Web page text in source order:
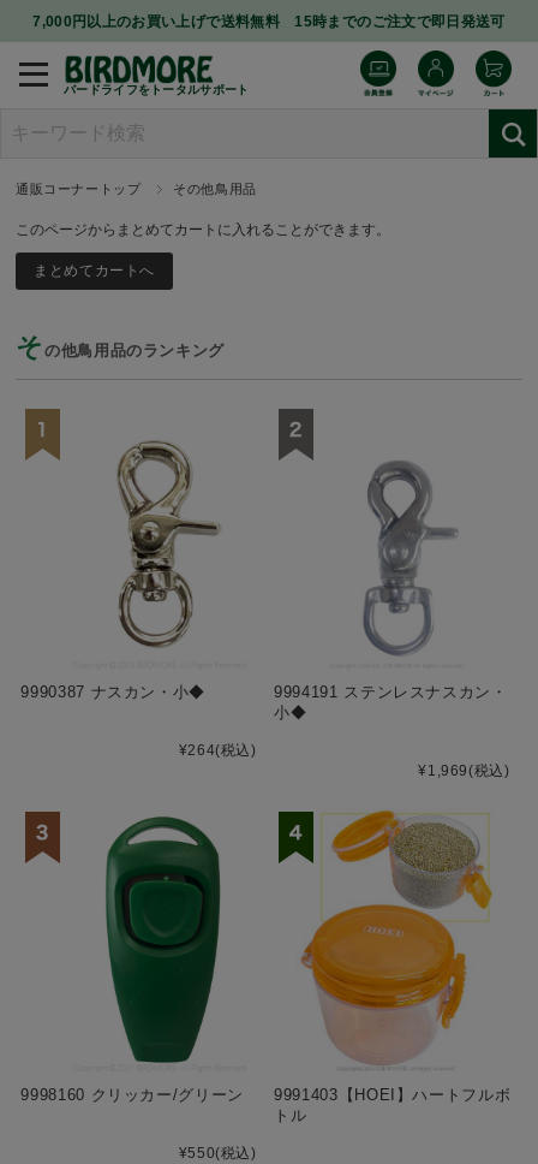
7,000円以上のお買い上げで送料無料 15時までのご注文で即日発送可
バードライフをトータルサポート
通販コーナートップ その他鳥用品
このページからまとめてカートに入れることができます。
そ の他鳥用品のランキング
9990387 ナスカン・小◆
¥264(税込)
9994191 ステンレスナスカン・
小◆
¥1,969(税込)
9998160 クリッカー/グリーン
¥550(税込)
9991403【HOEI】ハートフルボ
トル